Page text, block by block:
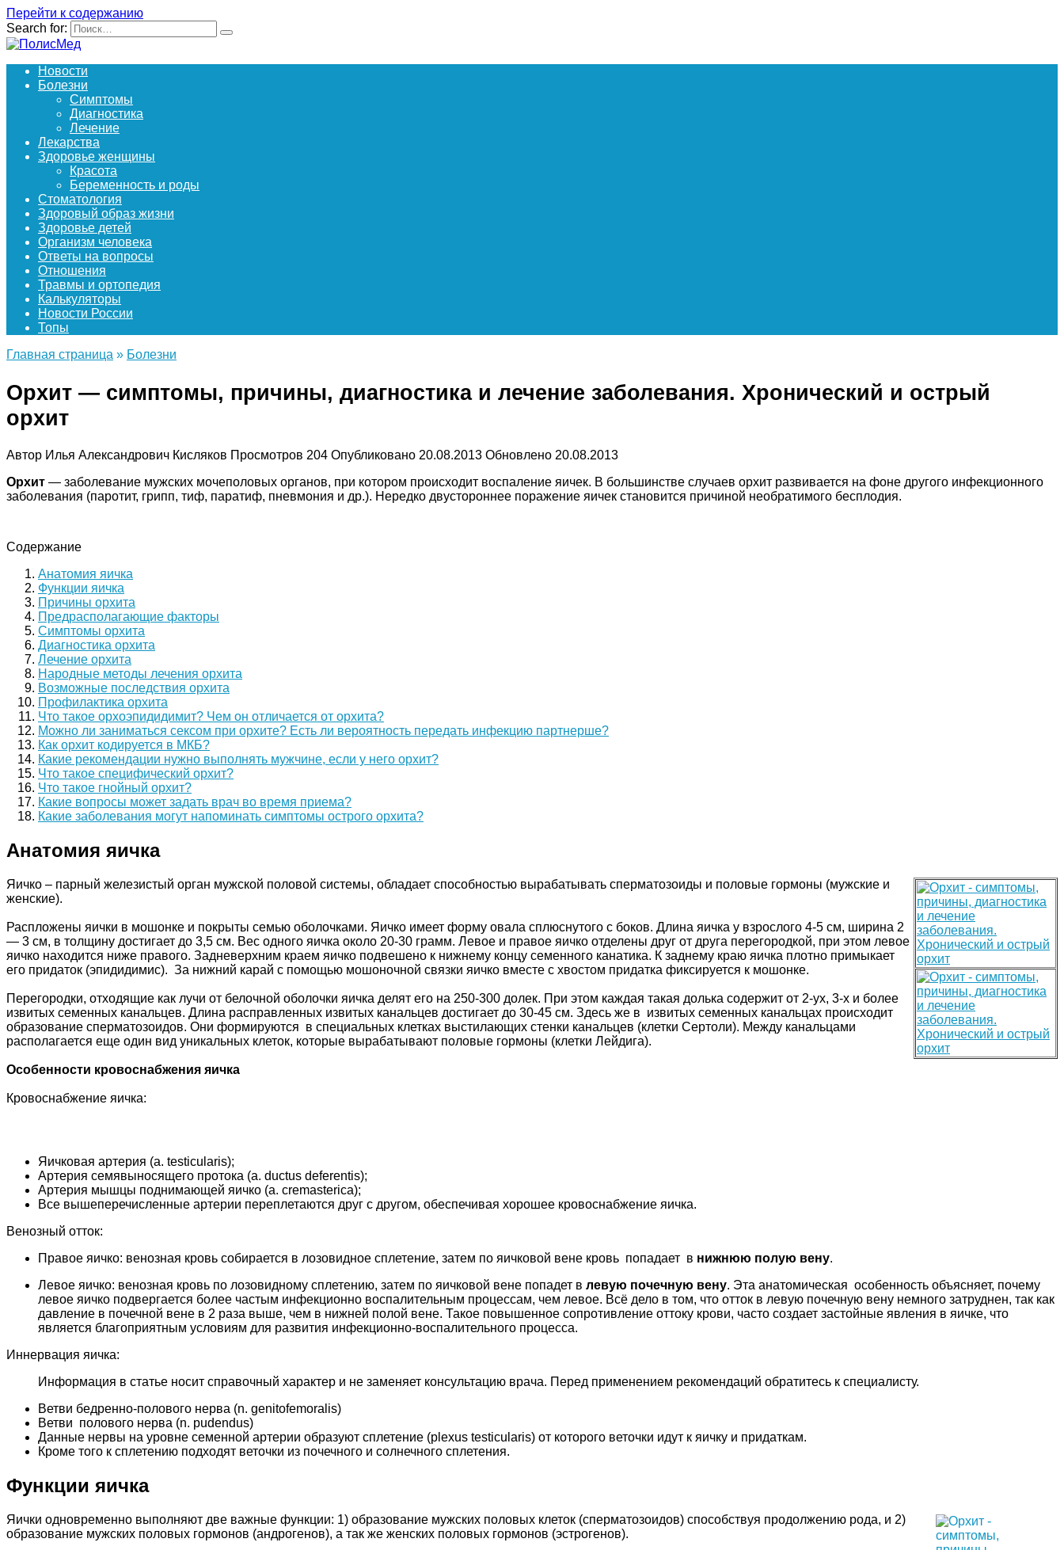
Перейти к содержанию
Search for:
Новости
Болезни
Симптомы
Диагностика
Лечение
Лекарства
Здоровье женщины
Красота
Беременность и роды
Стоматология
Здоровый образ жизни
Здоровье детей
Организм человека
Ответы на вопросы
Отношения
Травмы и ортопедия
Калькуляторы
Новости России
Топы
Главная страница » Болезни
Орхит — симптомы, причины, диагностика и лечение заболевания. Хронический и острый
орхит
Автор Илья Александрович Кисляков Просмотров 204 Опубликовано 20.08.2013 Обновлено 20.08.2013
Орхит — заболевание мужских мочеполовых органов, при котором происходит воспаление яичек. В большинстве случаев орхит развивается на фоне другого инфекционного
заболевания (паротит, грипп, тиф, паратиф, пневмония и др.). Нередко двустороннее поражение яичек становится причиной необратимого бесплодия.
Содержание
Анатомия яичка
Функции яичка
Причины орхита
Предрасполагающие факторы
Симптомы орхита
Диагностика орхита
Лечение орхита
Народные методы лечения орхита
Возможные последствия орхита
Профилактика орхита
Что такое орхоэпидидимит? Чем он отличается от орхита?
Можно ли заниматься сексом при орхите? Есть ли вероятность передать инфекцию партнерше?
Как орхит кодируется в МКБ?
Какие рекомендации нужно выполнять мужчине, если у него орхит?
Что такое специфический орхит?
Что такое гнойный орхит?
Какие вопросы может задать врач во время приема?
Какие заболевания могут напоминать симптомы острого орхита?
Анатомия яичка
Яичко – парный железистый орган мужской половой системы, обладает способностью вырабатывать сперматозоиды и половые гормоны (мужские и
женские).
Распложены яички в мошонке и покрыты семью оболочками. Яичко имеет форму овала сплюснутого с боков. Длина яичка у взрослого 4-5 см, ширина 2
— 3 см, в толщину достигает до 3,5 см. Вес одного яичка около 20-30 грамм. Левое и правое яичко отделены друг от друга перегородкой, при этом левое
яичко находится ниже правого. Задневерхним краем яичко подвешено к нижнему концу семенного канатика. К заднему краю яичка плотно примыкает
его придаток (эпидидимис). За нижний карай с помощью мошоночной связки яичко вместе с хвостом придатка фиксируется к мошонке.
Перегородки, отходящие как лучи от белочной оболочки яичка делят его на 250-300 долек. При этом каждая такая долька содержит от 2-ух, 3-х и более
извитых семенных канальцев. Длина расправленных извитых канальцев достигает до 30-45 см. Здесь же в извитых семенных канальцах происходит
образование сперматозоидов. Они формируются в специальных клетках выстилающих стенки канальцев (клетки Сертоли). Между канальцами
располагается еще один вид уникальных клеток, которые вырабатывают половые гормоны (клетки Лейдига).
Особенности кровоснабжения яичка
Кровоснабжение яичка:
Яичковая артерия (а. testicularis);
Артерия семявыносящего протока (а. ductus deferentis);
Артерия мышцы поднимающей яичко (a. cremasterica);
Все вышеперечисленные артерии переплетаются друг с другом, обеспечивая хорошее кровоснабжение яичка.
Венозный отток:
Правое яичко: венозная кровь собирается в лозовидное сплетение, затем по яичковой вене кровь попадает в нижнюю полую вену.
Левое яичко: венозная кровь по лозовидному сплетению, затем по яичковой вене попадет в левую почечную вену. Эта анатомическая особенность объясняет, почему
левое яичко подвергается более частым инфекционно воспалительным процессам, чем левое. Всё дело в том, что отток в левую почечную вену немного затруднен, так как
давление в почечной вене в 2 раза выше, чем в нижней полой вене. Такое повышенное сопротивление оттоку крови, часто создает застойные явления в яичке, что
является благоприятным условиям для развития инфекционно-воспалительного процесса.
Иннервация яичка:
Информация в статье носит справочный характер и не заменяет консультацию врача. Перед применением рекомендаций обратитесь к специалисту.
Ветви бедренно-полового нерва (n. genitofemoralis)
Ветви полового нерва (n. pudendus)
Данные нервы на уровне семенной артерии образуют сплетение (plexus testicularis) от которого веточки идут к яичку и придаткам.
Кроме того к сплетению подходят веточки из почечного и солнечного сплетения.
Функции яичка
Яички одновременно выполняют две важные функции: 1) образование мужских половых клеток (сперматозоидов) способствуя продолжению рода, и 2)
образование мужских половых гормонов (андрогенов), а так же женских половых гормонов (эстрогенов).